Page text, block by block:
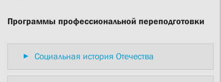
Программы профессиональной переподготовки
Социальная история Отечества